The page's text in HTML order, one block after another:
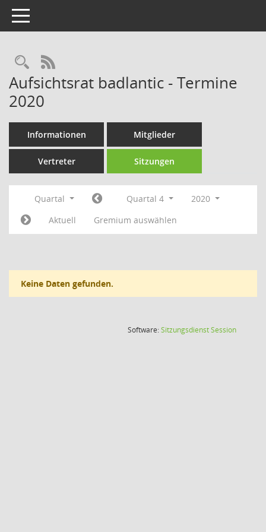
Toggle navigation
Rechercheauswahl
RSS-Feed
Aufsichtsrat badlantic - Termine
2020
Informationen Mitglieder
Vertreter Sitzungen
Quartal Quartal 4
2020
Aktuell
Gremium auswählen
Keine Daten gefunden.
Software:SitzungsdienstSession(Wird in